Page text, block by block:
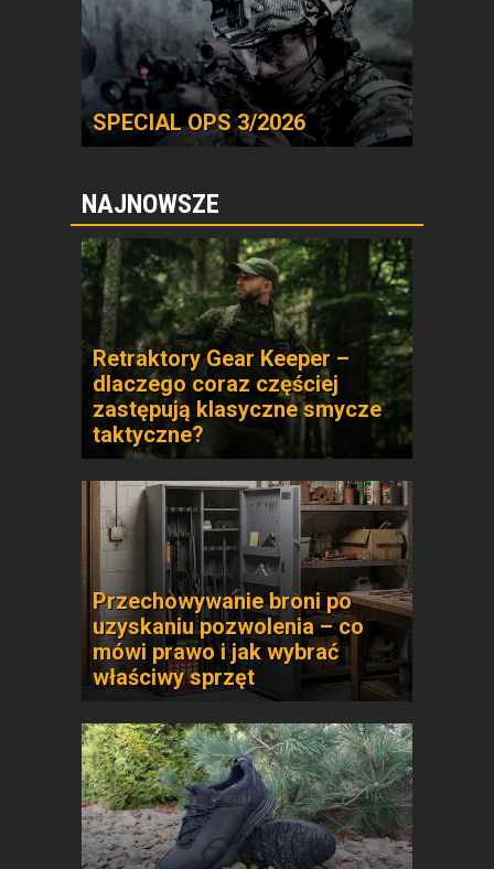
SPECIAL OPS 3/2026
NAJNOWSZE
Retraktory Gear Keeper –
dlaczego coraz częściej
zastępują klasyczne smycze
taktyczne?
Przechowywanie broni po
uzyskaniu pozwolenia – co
mówi prawo i jak wybrać
właściwy sprzęt